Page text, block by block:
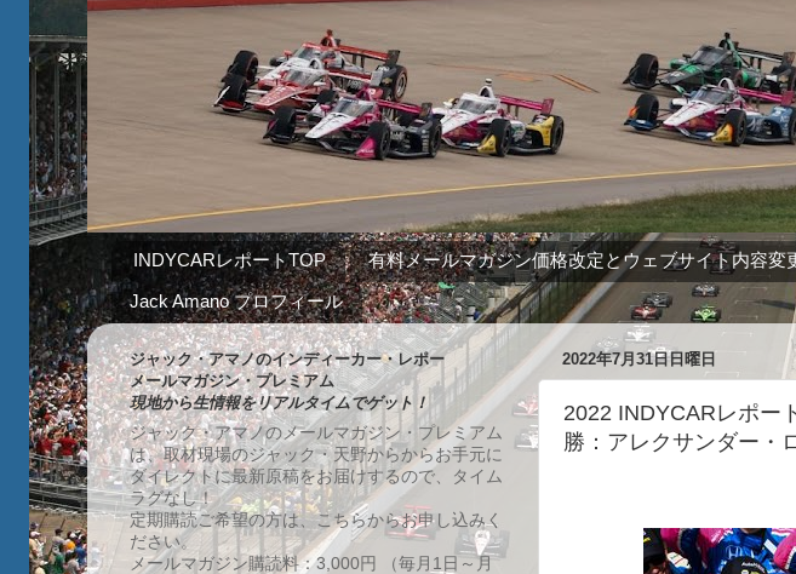
INDYCARレポートTOP 有料メールマガジン価格改定とウェブサイト内容変
Jack Amano プロフィール
2022年7月31日日曜日
2022 INDYCARレポー
勝：アレクサンダー・
ジャック・アマノのインディーカー・レポー
メールマガジン・プレミアム
現地から生情報をリアルタイムでゲット！
ジャック・アマノのメールマガジン・プレミアム
は、取材現場のジャック・天野からからお手元に
ダイレクトに最新原稿をお届けするので、タイム
ラグなし！
定期購読ご希望の方は、こちらからお申し込みく
ださい。
メールマガジン購読料：3,000円 （毎月1日～月